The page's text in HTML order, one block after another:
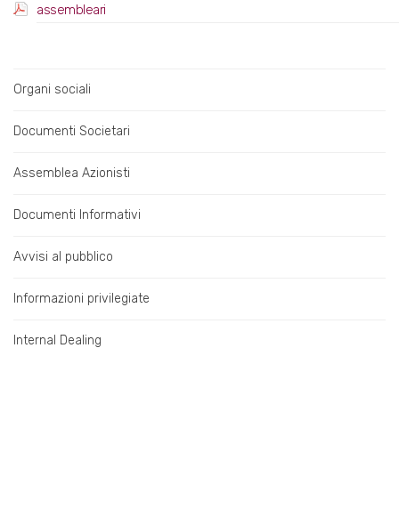
assembleari
Organi sociali
Documenti Societari
Assemblea Azionisti
Documenti Informativi
Avvisi al pubblico
Informazioni privilegiate
Internal Dealing